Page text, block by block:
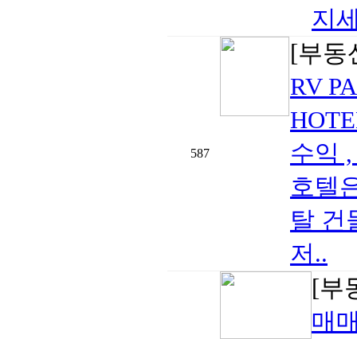
지
587
[부
RV
수익
호텔
탈 건
저..
[부
매